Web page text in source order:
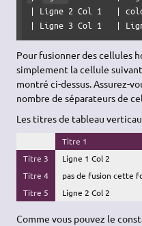
| Ligne 2 Col 1   |
| Ligne 3 Col 1   |
Pour fusionner des cellules
simplement la cellule
montré ci-dessus. Assurez-
nombre de séparateurs de
Les titres de tableau
Titre 1
Titre 3
Ligne 1 Col 2
Titre 4
pas de fusion cette
Titre 5
Ligne 2 Col 2
Comme vous pouvez le